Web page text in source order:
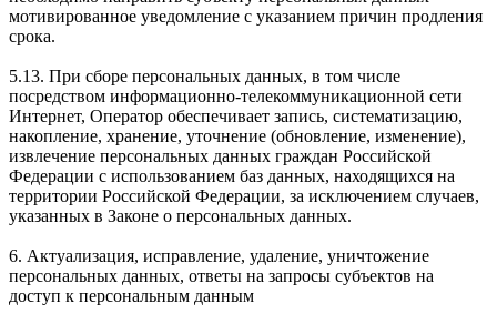
мотивированное уведомление с указанием причин продления
срока.
5.13. При сборе персональных данных, в том числе
посредством информационно-телекоммуникационной сети
Интернет, Оператор обеспечивает запись, систематизацию,
накопление, хранение, уточнение (обновление, изменение),
извлечение персональных данных граждан Российской
Федерации с использованием баз данных, находящихся на
территории Российской Федерации, за исключением случаев,
указанных в Законе о персональных данных.
6. Актуализация, исправление, удаление, уничтожение
персональных данных, ответы на запросы субъектов на
доступ к персональным данным